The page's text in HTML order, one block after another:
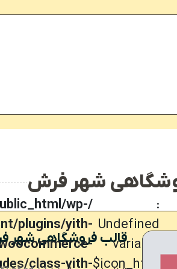
شهر فرش
قالب فروشگاهی شهر
:
Undefined
variable
$icon_html
wp-
plugins/yith-
class-yith-